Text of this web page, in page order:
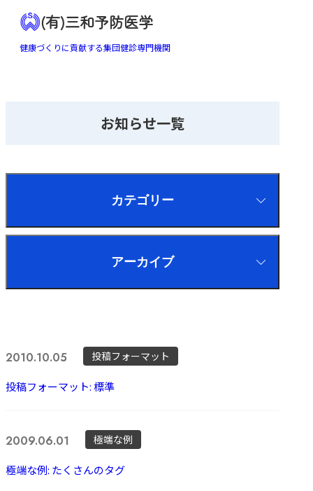
(有)三和予防医学
健康づくりに貢献する集団健診専門機関
お知らせ一覧
カテゴリー
アーカイブ
2010.10.05 投稿フォーマット
投稿フォーマット: 標準
2009.06.01 極端な例
極端な例: たくさんのタグ